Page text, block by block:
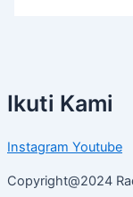
Ikuti Kami
Instagram Youtube
Copyright@2024